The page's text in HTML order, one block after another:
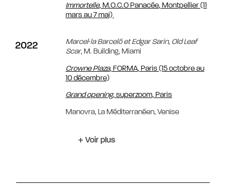
Immortelle, M.O.C.O Panacée, Montpellier (11
mars au 7 mai)
2022
Marcel∙la Barceló et Edgar Sarin, Old Leaf
Scar, M. Building, Miami
Crowne Plaza, FORMA, Paris (15 octobre au
10 décembre)
Grand opening, superzoom, Paris
Manovra, La Méditerranéen, Venise
+ Voir plus